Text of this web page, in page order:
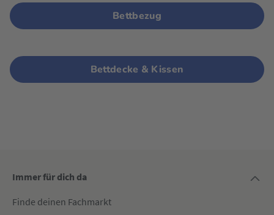
Bettbezug
Bettdecke & Kissen
Immer für dich da
Finde deinen Fachmarkt